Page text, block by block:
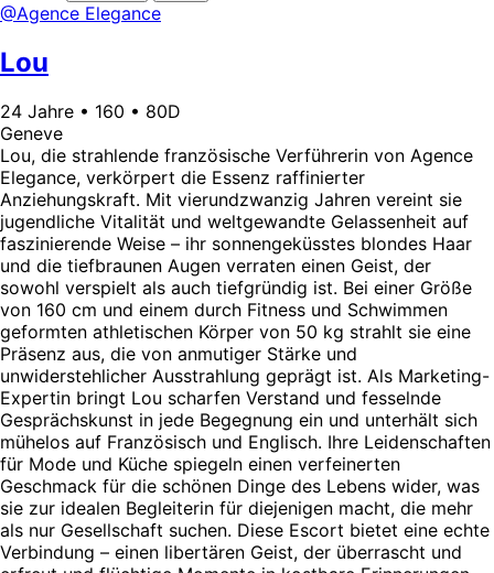
@Agence Elegance
Lou
24 Jahre • 160 • 80D
Geneve
Lou, die strahlende französische Verführerin von Agence
Elegance, verkörpert die Essenz raffinierter
Anziehungskraft. Mit vierundzwanzig Jahren vereint sie
jugendliche Vitalität und weltgewandte Gelassenheit auf
faszinierende Weise – ihr sonnengeküsstes blondes Haar
und die tiefbraunen Augen verraten einen Geist, der
sowohl verspielt als auch tiefgründig ist. Bei einer Größe
von 160 cm und einem durch Fitness und Schwimmen
geformten athletischen Körper von 50 kg strahlt sie eine
Präsenz aus, die von anmutiger Stärke und
unwiderstehlicher Ausstrahlung geprägt ist. Als Marketing-
Expertin bringt Lou scharfen Verstand und fesselnde
Gesprächskunst in jede Begegnung ein und unterhält sich
mühelos auf Französisch und Englisch. Ihre Leidenschaften
für Mode und Küche spiegeln einen verfeinerten
Geschmack für die schönen Dinge des Lebens wider, was
sie zur idealen Begleiterin für diejenigen macht, die mehr
als nur Gesellschaft suchen. Diese Escort bietet eine echte
Verbindung – einen libertären Geist, der überrascht und